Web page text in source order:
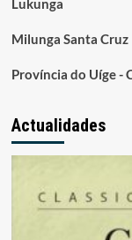
Lukunga
Milunga Santa Cruz
Província do Uíge -
Actualidades